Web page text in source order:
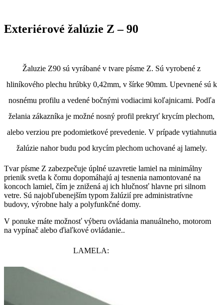
Exteriérové žalúzie Z – 90
Žaluzie Z90 sú vyrábané v tvare písme Z. Sú vyrobené z
hliníkového plechu hrúbky 0,42mm, v šírke 90mm. Upevnené sú k
nosnému profilu a vedené bočnými vodiacimi koľajnicami. Podľa
želania zákazníka je možné nosný profil prekryť krycím plechom,
alebo verziou pre podomietkové prevedenie. V prípade vytiahnutia
žalúzie nahor budu pod krycím plechom uchované aj lamely.
Tvar písme Z zabezpečuje úplné uzavretie lamiel na minimálny
prienik svetla k čomu dopomáhajú aj tesnenia namontované na
koncoch lamiel, čím je znižená aj ich hlučnosť hlavne pri silnom
vetre. Sú najobľubenejším typom žalúzií pre administratívne
budovy, výrobne haly a polyfunkčné domy.
V ponuke máte možnosť výberu ovládania manuálneho, motorom
na vypínač alebo ďiaľkové ovládanie..
LAMELA: